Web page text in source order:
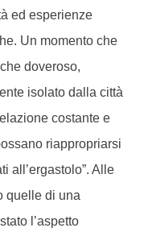
ed esperienze
Un momento che
doveroso,
isolato dalla città
costante e
riappropriarsi
all’ergastolo”. Alle
quelle di una
l’aspetto